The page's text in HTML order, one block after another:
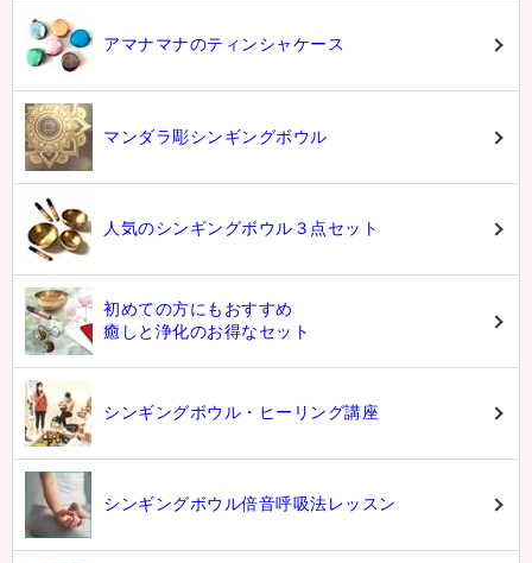
アマナマナのティンシャケース
マンダラ彫シンギングボウル
人気のシンギングボウル３点セット
初めての方にもおすすめ
癒しと浄化のお得なセット
シンギングボウル・ヒーリング講座
シンギングボウル倍音呼吸法レッスン